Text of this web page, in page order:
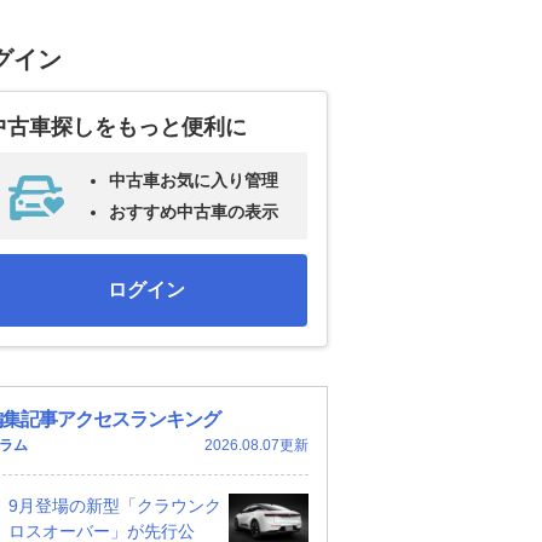
イン
古車探しをもっと便利に
中古車お気に入り管理
おすすめ中古車の表示
ログイン
記事アクセスランキング
ム 2026.08.07更新
9月登場の新型「クラウンク
ロスオーバー」が先行公